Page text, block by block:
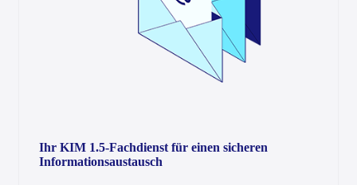
Ihr KIM 1.5-Fachdienst für einen sicheren
Informationsaustausch